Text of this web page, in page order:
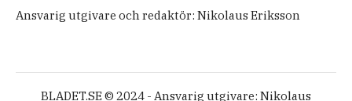
Ansvarig utgivare och redaktör: Nikolaus Eriksson
BLADET.SE © 2024 - Ansvarig utgivare: Nikolaus